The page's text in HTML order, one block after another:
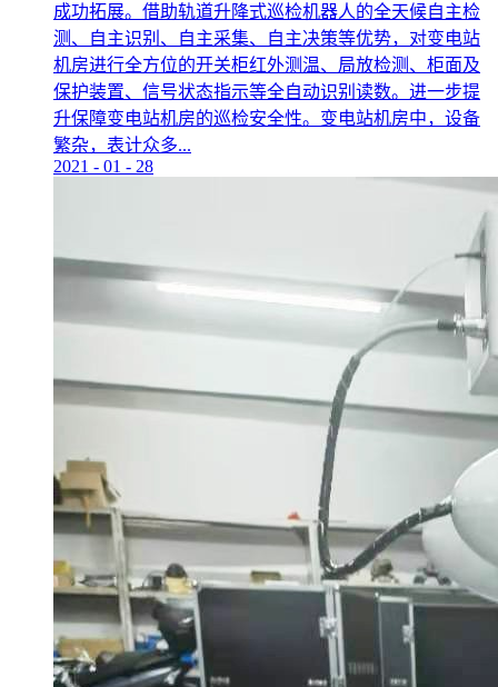
成功拓展。借助轨道升降式巡检机器人的全天候自主检
测、自主识别、自主采集、自主决策等优势，对变电站
机房进行全方位的开关柜红外测温、局放检测、柜面及
保护装置、信号状态指示等全自动识别读数。进一步提
升保障变电站机房的巡检安全性。变电站机房中，设备
繁杂，表计众多...
2021 - 01 - 28